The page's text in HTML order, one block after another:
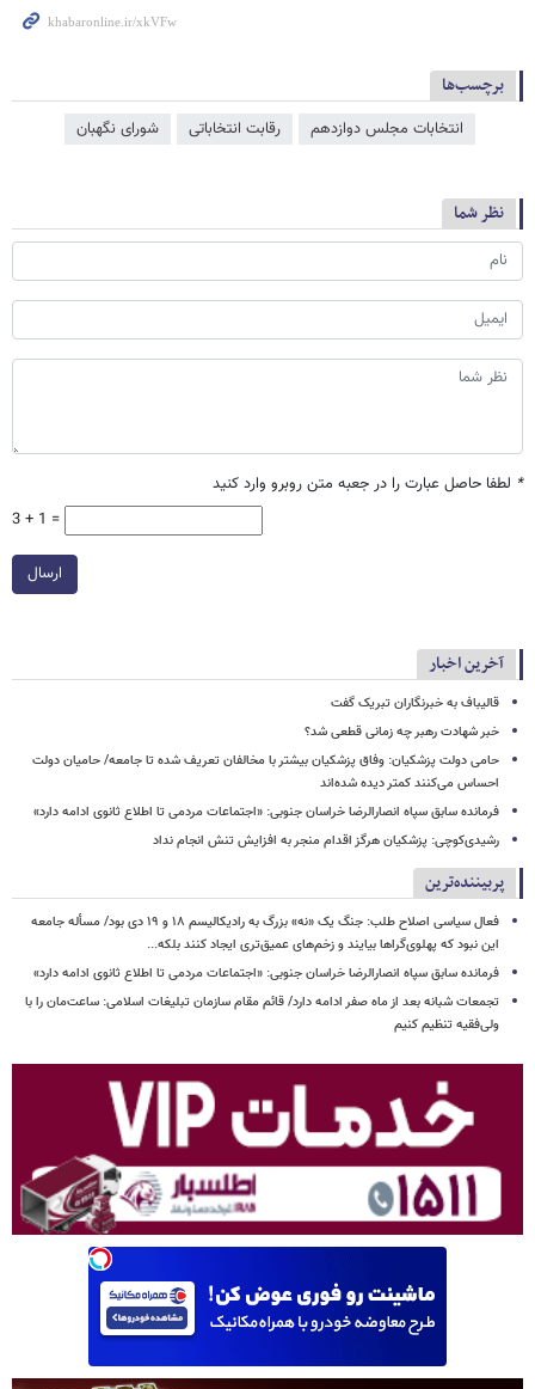
برچسب‌ها
انتخابات مجلس دوازدهم رقابت انتخاباتی شورای نگهبان
نظر شما
* لطفا حاصل عبارت را در جعبه متن روبرو وارد کنید
3 + 1 =
ارسال
آخرین اخبار
قالیباف به خبرنگاران تبریک گفت
خبر شهادت رهبر چه زمانی قطعی شد؟
حامی دولت پزشکیان: وفاق پزشکیان بیشتر با مخالفان تعریف شده تا جامعه/ حامیان دولت
احساس می‌کنند کمتر دیده شده‌اند
فرمانده سابق سپاه انصارالرضا خراسان جنوبی: «اجتماعات مردمی تا اطلاع ثانوی ادامه دارد»
رشیدی‌کوچی: پزشکیان هرگز اقدام منجر به افزایش تنش انجام نداد
پربیننده‌ترین
فعال سیاسی اصلاح طلب: جنگ یک «نه» بزرگ به رادیکالیسم ۱۸ و ۱۹ دی بود/ مسأله جامعه
این نبود که پهلوی‌گراها بیایند و زخم‌های عمیق‌تری ایجاد کنند بلکه...
فرمانده سابق سپاه انصارالرضا خراسان جنوبی: «اجتماعات مردمی تا اطلاع ثانوی ادامه دارد»
تجمعات شبانه بعد از ماه صفر ادامه دارد/ قائم مقام سازمان تبلیغات اسلامی: ساعت‌مان را با
ولی‌فقیه تنظیم‌ کنیم